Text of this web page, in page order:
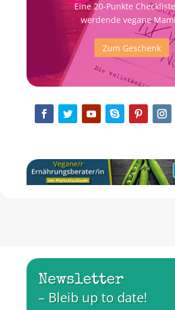
Eine 20-Punkte
werdende vegane
Zum Geschenk
Newsletter
– Bleib up to date!